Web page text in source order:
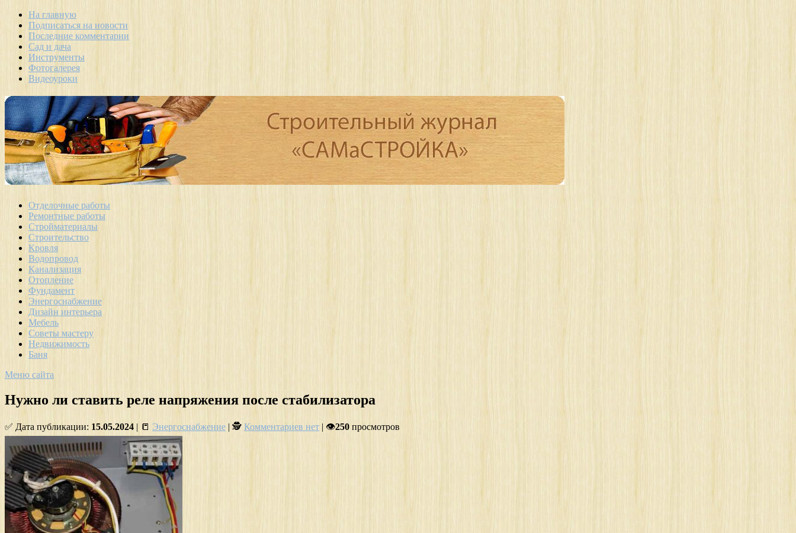
На главную
Подписаться на новости
Последние комментарии
Сад и дача
Инструменты
Фотогалерея
Видеоуроки
Отделочные работы
Ремонтные работы
Стройматериалы
Строительство
Кровля
Водопровод
Канализация
Отопление
Фундамент
Энергоснабжение
Дизайн интерьера
Мебель
Советы мастеру
Недвижимость
Баня
Меню сайта
Нужно ли ставить реле напряжения после стабилизатора
✅ Дата публикации: 15.05.2024 | 📒 Энергоснабжение | 🕵 Комментариев нет | 👁250 просмотров